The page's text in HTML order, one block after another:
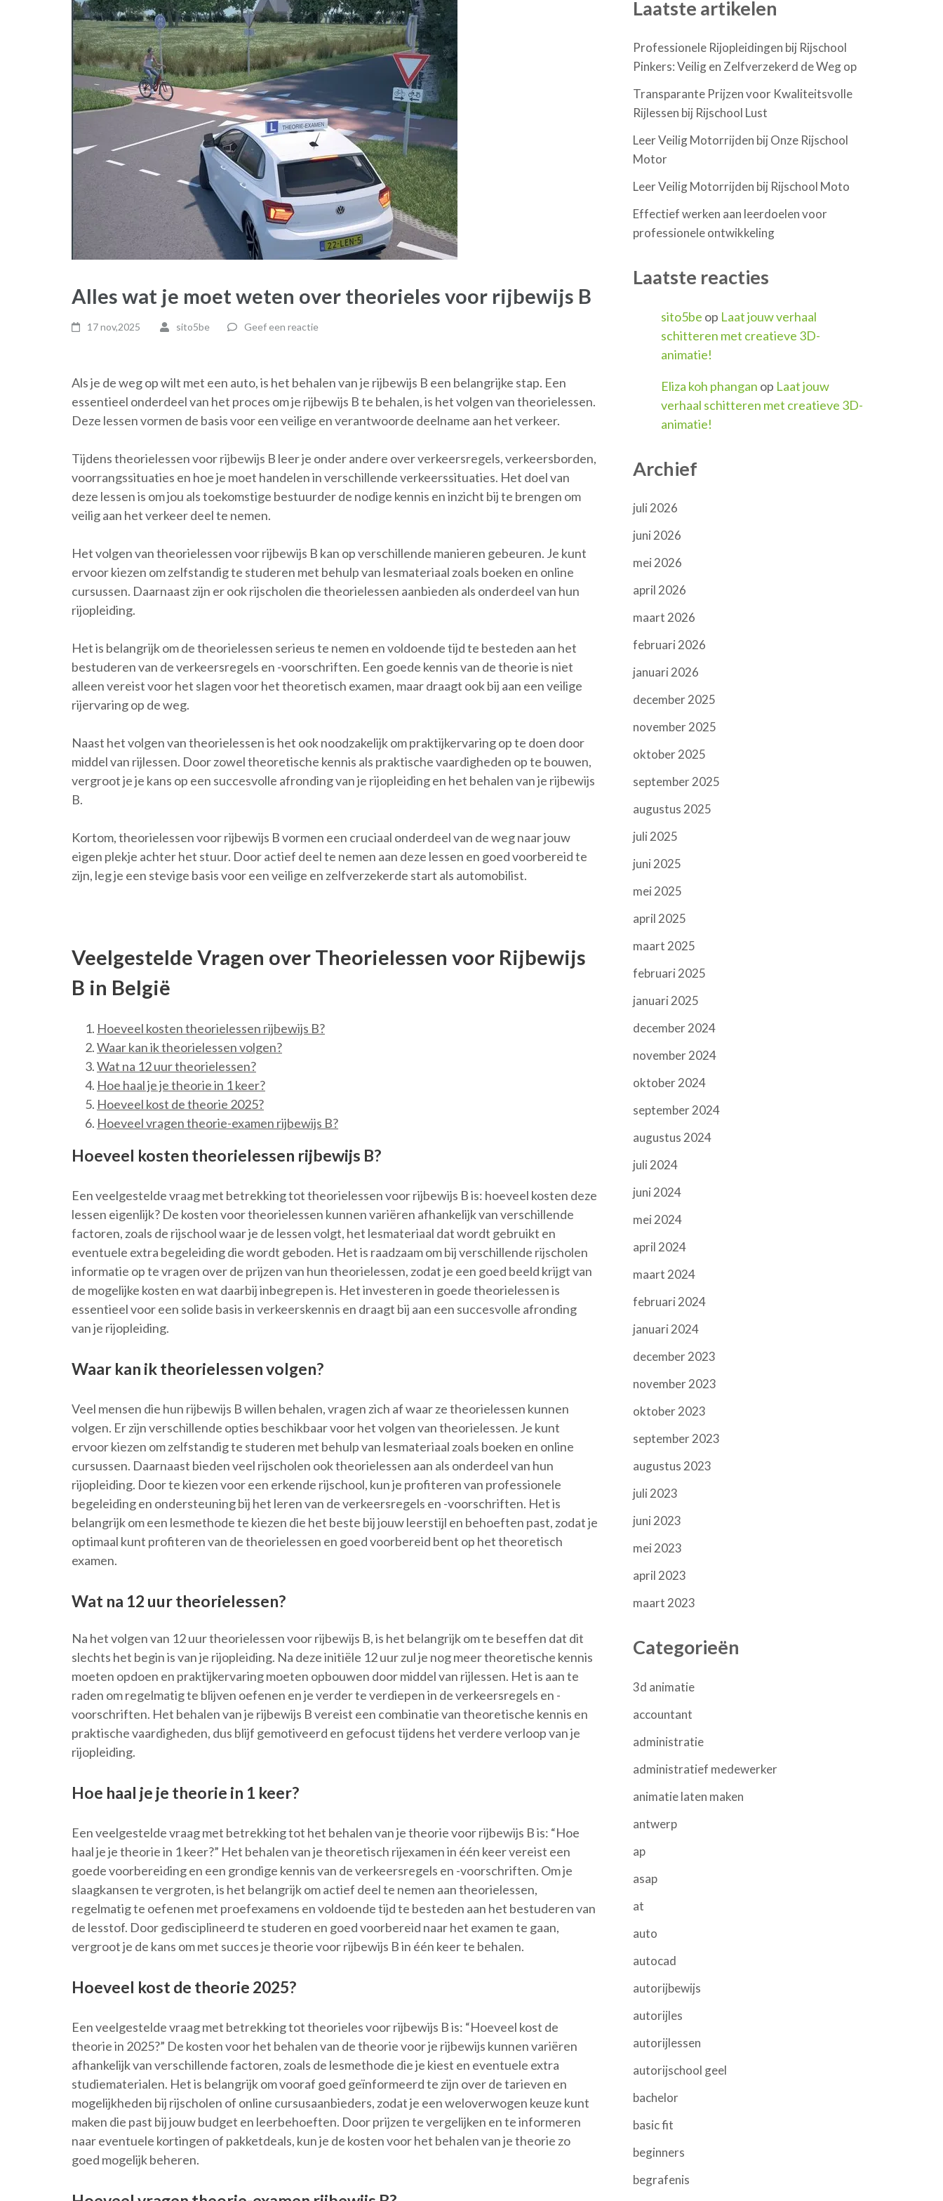
Alles wat je moet weten over theorieles voor rijbewijs B
17 nov,2025 sito5be Geef een reactie
Als je de weg op wilt met een auto, is het behalen van je rijbewijs B een belangrijke stap. Een
essentieel onderdeel van het proces om je rijbewijs B te behalen, is het volgen van theorielessen.
Deze lessen vormen de basis voor een veilige en verantwoorde deelname aan het verkeer.
Tijdens theorielessen voor rijbewijs B leer je onder andere over verkeersregels, verkeersborden,
voorrangssituaties en hoe je moet handelen in verschillende verkeerssituaties. Het doel van
deze lessen is om jou als toekomstige bestuurder de nodige kennis en inzicht bij te brengen om
veilig aan het verkeer deel te nemen.
Het volgen van theorielessen voor rijbewijs B kan op verschillende manieren gebeuren. Je kunt
ervoor kiezen om zelfstandig te studeren met behulp van lesmateriaal zoals boeken en online
cursussen. Daarnaast zijn er ook rijscholen die theorielessen aanbieden als onderdeel van hun
rijopleiding.
Het is belangrijk om de theorielessen serieus te nemen en voldoende tijd te besteden aan het
bestuderen van de verkeersregels en -voorschriften. Een goede kennis van de theorie is niet
alleen vereist voor het slagen voor het theoretisch examen, maar draagt ook bij aan een veilige
rijervaring op de weg.
Naast het volgen van theorielessen is het ook noodzakelijk om praktijkervaring op te doen door
middel van rijlessen. Door zowel theoretische kennis als praktische vaardigheden op te bouwen,
vergroot je je kans op een succesvolle afronding van je rijopleiding en het behalen van je rijbewijs
B.
Kortom, theorielessen voor rijbewijs B vormen een cruciaal onderdeel van de weg naar jouw
eigen plekje achter het stuur. Door actief deel te nemen aan deze lessen en goed voorbereid te
zijn, leg je een stevige basis voor een veilige en zelfverzekerde start als automobilist.
Veelgestelde Vragen over Theorielessen voor Rijbewijs
B in België
Hoeveel kosten theorielessen rijbewijs B?
Waar kan ik theorielessen volgen?
Wat na 12 uur theorielessen?
Hoe haal je je theorie in 1 keer?
Hoeveel kost de theorie 2025?
Hoeveel vragen theorie-examen rijbewijs B?
Hoeveel kosten theorielessen rijbewijs B?
Een veelgestelde vraag met betrekking tot theorielessen voor rijbewijs B is: hoeveel kosten deze
lessen eigenlijk? De kosten voor theorielessen kunnen variëren afhankelijk van verschillende
factoren, zoals de rijschool waar je de lessen volgt, het lesmateriaal dat wordt gebruikt en
eventuele extra begeleiding die wordt geboden. Het is raadzaam om bij verschillende rijscholen
informatie op te vragen over de prijzen van hun theorielessen, zodat je een goed beeld krijgt van
de mogelijke kosten en wat daarbij inbegrepen is. Het investeren in goede theorielessen is
essentieel voor een solide basis in verkeerskennis en draagt bij aan een succesvolle afronding
van je rijopleiding.
Waar kan ik theorielessen volgen?
Veel mensen die hun rijbewijs B willen behalen, vragen zich af waar ze theorielessen kunnen
volgen. Er zijn verschillende opties beschikbaar voor het volgen van theorielessen. Je kunt
ervoor kiezen om zelfstandig te studeren met behulp van lesmateriaal zoals boeken en online
cursussen. Daarnaast bieden veel rijscholen ook theorielessen aan als onderdeel van hun
rijopleiding. Door te kiezen voor een erkende rijschool, kun je profiteren van professionele
begeleiding en ondersteuning bij het leren van de verkeersregels en -voorschriften. Het is
belangrijk om een lesmethode te kiezen die het beste bij jouw leerstijl en behoeften past, zodat je
optimaal kunt profiteren van de theorielessen en goed voorbereid bent op het theoretisch
examen.
Wat na 12 uur theorielessen?
Na het volgen van 12 uur theorielessen voor rijbewijs B, is het belangrijk om te beseffen dat dit
slechts het begin is van je rijopleiding. Na deze initiële 12 uur zul je nog meer theoretische kennis
moeten opdoen en praktijkervaring moeten opbouwen door middel van rijlessen. Het is aan te
raden om regelmatig te blijven oefenen en je verder te verdiepen in de verkeersregels en -
voorschriften. Het behalen van je rijbewijs B vereist een combinatie van theoretische kennis en
praktische vaardigheden, dus blijf gemotiveerd en gefocust tijdens het verdere verloop van je
rijopleiding.
Hoe haal je je theorie in 1 keer?
Een veelgestelde vraag met betrekking tot het behalen van je theorie voor rijbewijs B is: “Hoe
haal je je theorie in 1 keer?” Het behalen van je theoretisch rijexamen in één keer vereist een
goede voorbereiding en een grondige kennis van de verkeersregels en -voorschriften. Om je
slaagkansen te vergroten, is het belangrijk om actief deel te nemen aan theorielessen,
regelmatig te oefenen met proefexamens en voldoende tijd te besteden aan het bestuderen van
de lesstof. Door gedisciplineerd te studeren en goed voorbereid naar het examen te gaan,
vergroot je de kans om met succes je theorie voor rijbewijs B in één keer te behalen.
Hoeveel kost de theorie 2025?
Een veelgestelde vraag met betrekking tot theorieles voor rijbewijs B is: “Hoeveel kost de
theorie in 2025?” De kosten voor het behalen van de theorie voor je rijbewijs kunnen variëren
afhankelijk van verschillende factoren, zoals de lesmethode die je kiest en eventuele extra
studiematerialen. Het is belangrijk om vooraf goed geïnformeerd te zijn over de tarieven en
mogelijkheden bij rijscholen of online cursusaanbieders, zodat je een weloverwogen keuze kunt
maken die past bij jouw budget en leerbehoeften. Door prijzen te vergelijken en te informeren
naar eventuele kortingen of pakketdeals, kun je de kosten voor het behalen van je theorie zo
goed mogelijk beheren.
Laatste artikelen
Professionele Rijopleidingen bij Rijschool
Pinkers: Veilig en Zelfverzekerd de Weg op
Transparante Prijzen voor Kwaliteitsvolle
Rijlessen bij Rijschool Lust
Leer Veilig Motorrijden bij Onze Rijschool
Motor
Leer Veilig Motorrijden bij Rijschool Moto
Effectief werken aan leerdoelen voor
professionele ontwikkeling
Laatste reacties
sito5be op Laat jouw verhaal
schitteren met creatieve 3D-
animatie!
Eliza koh phangan op Laat jouw
verhaal schitteren met creatieve 3D-
animatie!
Archief
juli 2026
juni 2026
mei 2026
april 2026
maart 2026
februari 2026
januari 2026
december 2025
november 2025
oktober 2025
september 2025
augustus 2025
juli 2025
juni 2025
mei 2025
april 2025
maart 2025
februari 2025
januari 2025
december 2024
november 2024
oktober 2024
september 2024
augustus 2024
juli 2024
juni 2024
mei 2024
april 2024
maart 2024
februari 2024
januari 2024
december 2023
november 2023
oktober 2023
september 2023
augustus 2023
juli 2023
juni 2023
mei 2023
april 2023
maart 2023
Categorieën
3d animatie
accountant
administratie
administratief medewerker
animatie laten maken
antwerp
ap
asap
at
auto
autocad
autorijbewijs
autorijles
autorijlessen
autorijschool geel
bachelor
basic fit
beginners
begrafenis